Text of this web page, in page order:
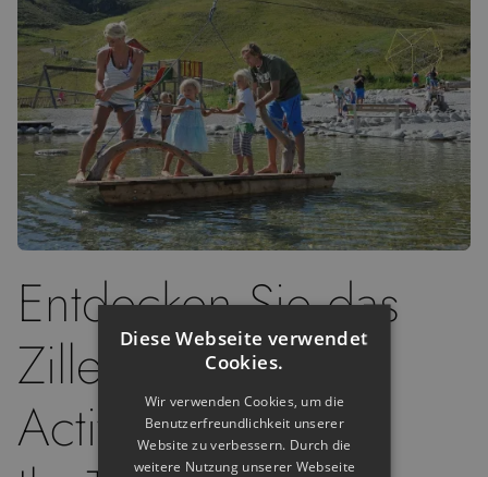
Entdecken Sie das
Zillertal mit der
Activcard:
Diese Webseite verwendet
Cookies.
Wir verwenden Cookies, um die
Benutzerfreundlichkeit unserer
Website zu verbessern. Durch die
weitere Nutzung unserer Webseite